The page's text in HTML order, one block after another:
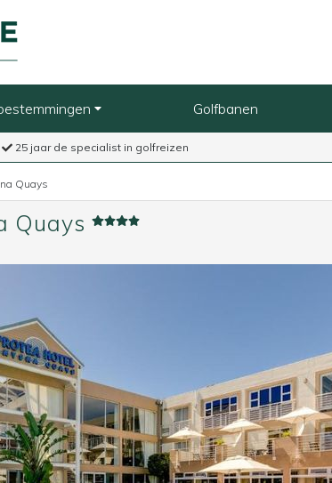
Golfbanen
25 jaar de specialist in golfreizen
Quays
Quays